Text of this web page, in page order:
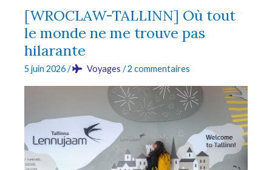
m’attendais
pas
du
tout
à
émue
[WROCLAW-TALLINN] Où tout
le monde ne me trouve pas
hilarante
5 juin 2026/ Voyages /2 commentaires